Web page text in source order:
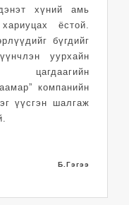
хүний амь
ёстой.
бүгдийг
уурхайн
цагдаагийн
компанийн
үүсгэн шалгаж
Б.Гэгээ